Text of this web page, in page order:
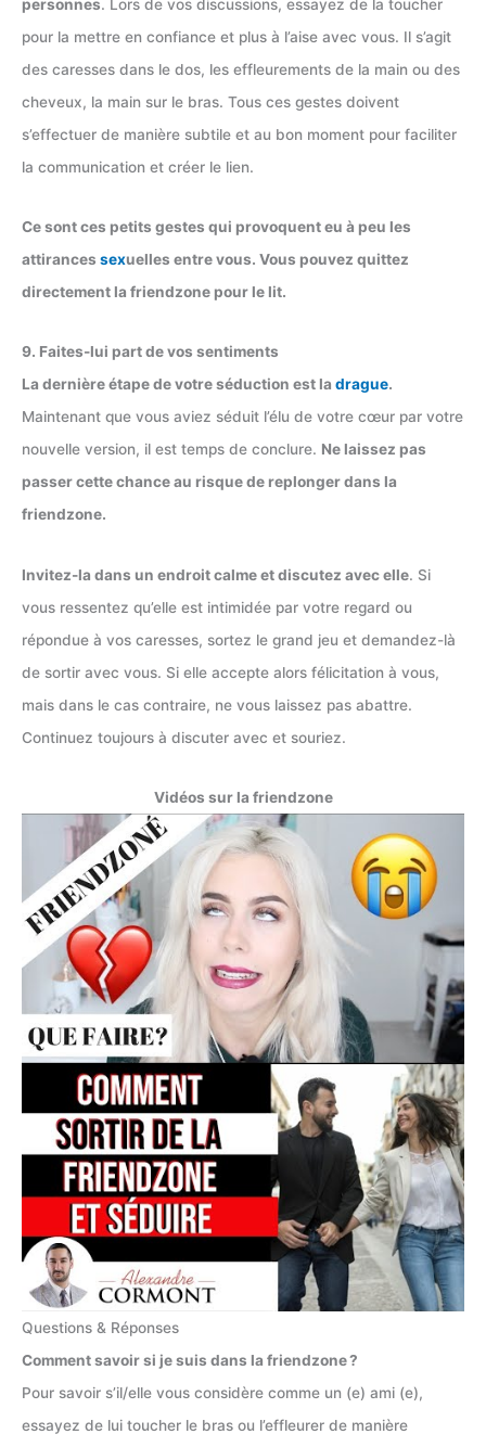
personnes. Lors de vos discussions, essayez de la toucher
pour la mettre en confiance et plus à l’aise avec vous. Il s’agit
des caresses dans le dos, les effleurements de la main ou des
cheveux, la main sur le bras. Tous ces gestes doivent
s’effectuer de manière subtile et au bon moment pour faciliter
la communication et créer le lien.
Ce sont ces petits gestes qui provoquent eu à peu les
attirances sexuelles entre vous. Vous pouvez quittez
directement la friendzone pour le lit.
9. Faites-lui part de vos sentiments
La dernière étape de votre séduction est la drague.
Maintenant que vous aviez séduit l’élu de votre cœur par votre
nouvelle version, il est temps de conclure. Ne laissez pas
passer cette chance au risque de replonger dans la
friendzone.
Invitez-la dans un endroit calme et discutez avec elle. Si
vous ressentez qu’elle est intimidée par votre regard ou
répondue à vos caresses, sortez le grand jeu et demandez-là
de sortir avec vous. Si elle accepte alors félicitation à vous,
mais dans le cas contraire, ne vous laissez pas abattre.
Continuez toujours à discuter avec et souriez.
Vidéos sur la friendzone
Questions & Réponses
Comment savoir si je suis dans la friendzone ?
Pour savoir s’il/elle vous considère comme un (e) ami (e),
essayez de lui toucher le bras ou l’effleurer de manière